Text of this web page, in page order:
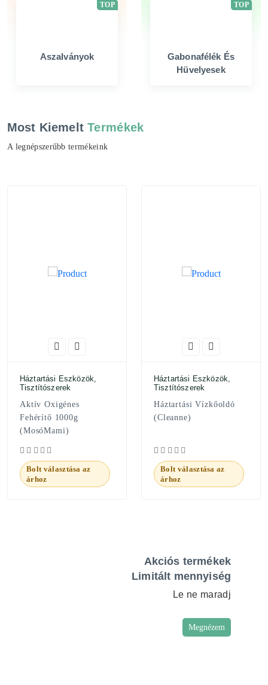
TOP
Aszalványok
TOP
Gabonafélék És
Hüvelyesek
Most KiemeltTermékek
A legnépszerűbb termékeink
Háztartási Eszközök,
Tisztítószerek
Aktív Oxigénes
Fehérítő 1000g
(MosóMami)
Bolt választása az
árhoz
Háztartási Eszközök,
Tisztítószerek
Háztartási Vízkőoldó
(Cleanne)
Bolt választása az
árhoz
Akciós termékek
Limitált mennyiség
Le ne maradj
Megnézem